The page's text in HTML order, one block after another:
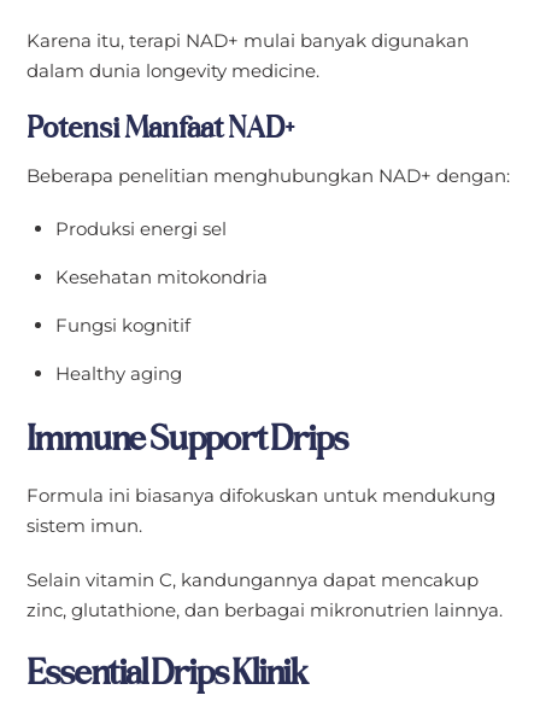
Karena itu, terapi NAD+ mulai banyak digunakan
dalam dunia longevity medicine.
Potensi Manfaat NAD+
Beberapa penelitian menghubungkan NAD+ dengan:
Produksi energi sel
Kesehatan mitokondria
Fungsi kognitif
Healthy aging
Immune Support Drips
Formula ini biasanya difokuskan untuk mendukung
sistem imun.
Selain vitamin C, kandungannya dapat mencakup
zinc, glutathione, dan berbagai mikronutrien lainnya.
Essential Drips Klinik